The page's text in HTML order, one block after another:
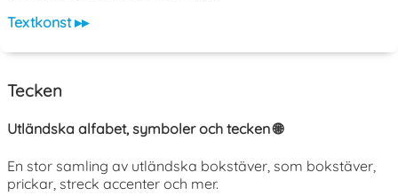
Textkonst ▸▸
Tecken
Utländska alfabet, symboler och tecken 🌐
En stor samling av utländska bokstäver, som bokstäver,
prickar, streck accenter och mer.